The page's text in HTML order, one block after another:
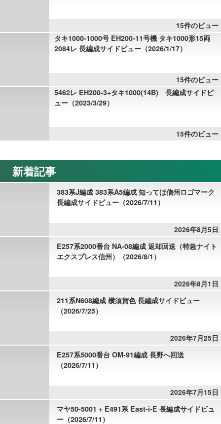
15件のビュー
タキ1000-1000号 EH200-11号機 タキ1000形15両
2084レ 長編成サイドビュー（2026/1/17）
15件のビュー
5462レ EH200-3+タキ1000(14B) 長編成サイドビ
ュー（2023/3/29）
15件のビュー
新着記事
383系J編成 383系A5編成 知ってほ信州ロゴマーク
長編成サイドビュー（2026/7/11）
2026年8月5日
E257系2000番台 NA-08編成 返却回送（特急ナイト
エクスプレス信州）（2026/8/1）
2026年8月1日
211系N608編成 横須賀色 長編成サイドビュー
（2026/7/25）
2026年7月25日
E257系5000番台 OM-91編成 長野へ回送
（2026/7/11）
2026年7月15日
マヤ50-5001 + E491系 East-i-E 長編成サイドビュ
ー（2026/7/11）